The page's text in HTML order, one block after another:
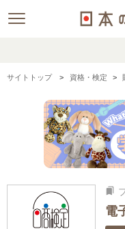
サイトトップ 資格・検定
bookmarks
電